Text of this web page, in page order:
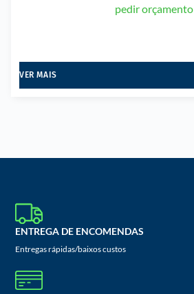
pedir orçamento
VER MAIS
ENTREGA DE ENCOMENDAS
Entregas rápidas/baixos custos